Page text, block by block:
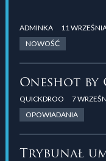
ADMINKA
11
NOWOŚĆ
Oneshot
QUICKDROO
7
OPOWIADANIA
Trybunał